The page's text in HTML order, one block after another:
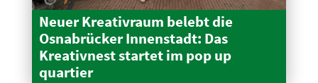
Neuer Kreativraum belebt die
Osnabrücker Innen­stadt: Das
Kreativnest startet im pop up
quartier